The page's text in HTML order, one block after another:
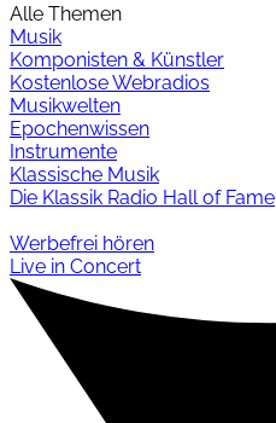
Alle Themen
Musik
Komponisten & Künstler
Kostenlose Webradios
Musikwelten
Epochenwissen
Instrumente
Klassische Musik
Die Klassik Radio Hall of Fame
Werbefrei hören
Live in Concert